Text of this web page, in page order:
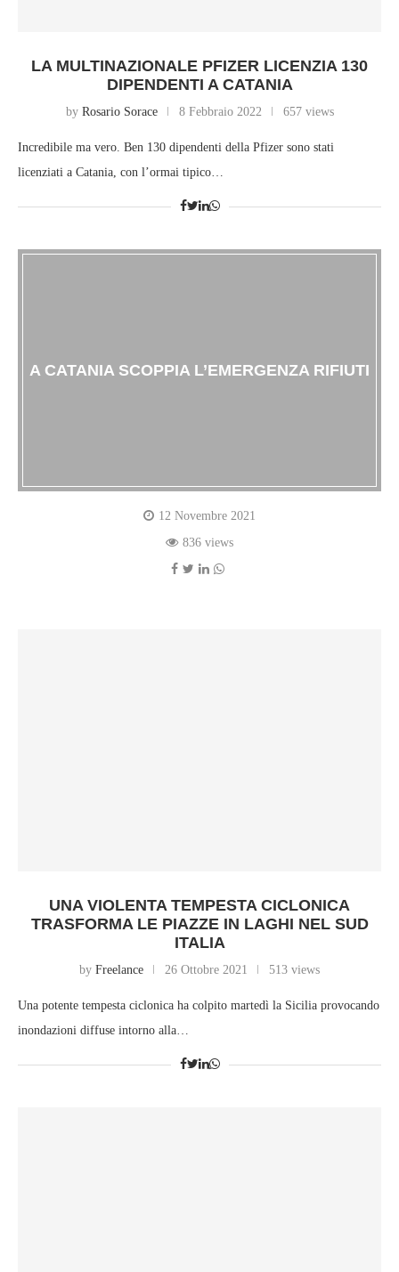
LA MULTINAZIONALE PFIZER LICENZIA 130
DIPENDENTI A CATANIA
by Rosario Sorace 8 Febbraio 2022 657 views
Incredibile ma vero. Ben 130 dipendenti della Pfizer sono stati
licenziati a Catania, con l’ormai tipico…
A CATANIA SCOPPIA L’EMERGENZA RIFIUTI
12 Novembre 2021
836 views
UNA VIOLENTA TEMPESTA CICLONICA
TRASFORMA LE PIAZZE IN LAGHI NEL SUD
ITALIA
by Freelance 26 Ottobre 2021 513 views
Una potente tempesta ciclonica ha colpito martedì la Sicilia provocando
inondazioni diffuse intorno alla…